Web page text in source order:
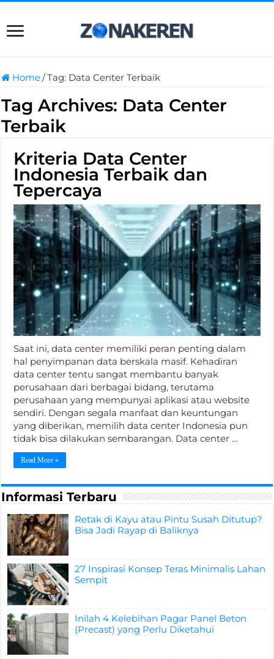
Home/Tag: Data Center Terbaik
Tag Archives: Data Center
Terbaik
Kriteria Data Center
Indonesia Terbaik dan
Tepercaya
Saat ini, data center memiliki peran penting dalam
hal penyimpanan data berskala masif. Kehadiran
data center tentu sangat membantu banyak
perusahaan dari berbagai bidang, terutama
perusahaan yang mempunyai aplikasi atau website
sendiri. Dengan segala manfaat dan keuntungan
yang diberikan, memilih data center Indonesia pun
tidak bisa dilakukan sembarangan. Data center …
Read More »
Informasi Terbaru
Retak di Kayu atau Pintu Susah Ditutup?
Bisa Jadi Rayap di Baliknya
27 Inspirasi Konsep Teras Minimalis Lahan
Sempit
Inilah 4 Kelebihan Pagar Panel Beton
(Precast) yang Perlu Diketahui